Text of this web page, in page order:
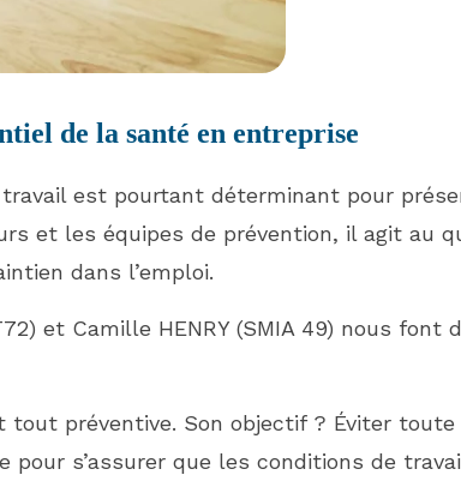
de la santé en entreprise
est pourtant déterminant pour
et les équipes de prévention, il agit au
dans l’emploi.
et Camille HENRY (SMIA 49) nous
tout préventive. Son objectif ? Éviter
s’assurer que les conditions de